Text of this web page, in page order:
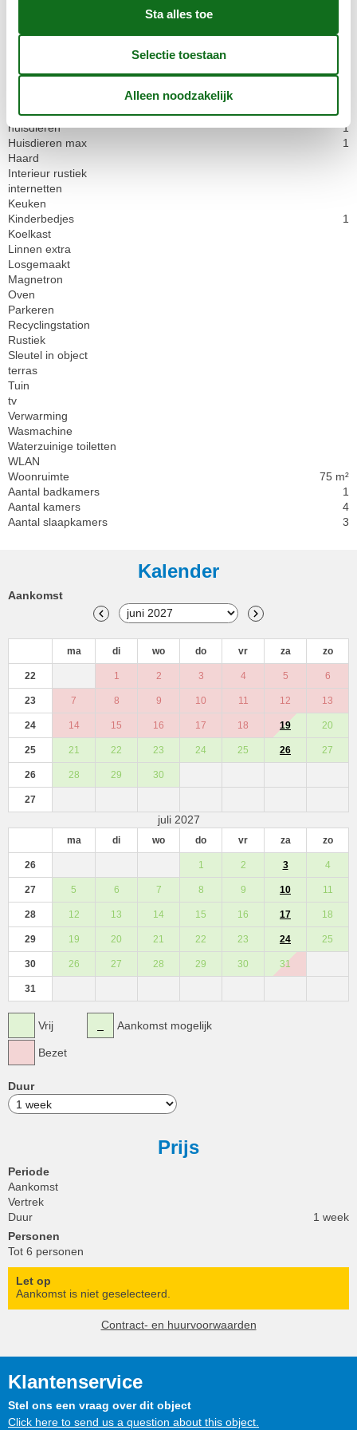
Geen wegwerpservies
Historisch
huisdieren
1
Huisdieren max
1
Haard
Interieur rustiek
internetten
Keuken
Kinderbedjes
1
Koelkast
Linnen extra
Losgemaakt
Magnetron
Oven
Parkeren
Recyclingstation
Rustiek
Sleutel in object
terras
Tuin
tv
Verwarming
Wasmachine
Waterzuinige toiletten
WLAN
Woonruimte
75 m²
Aantal badkamers
1
Aantal kamers
4
Aantal slaapkamers
3
Kalender
Aankomst
ma di wo do vr za zo
22 1 2 3 4 5 6
23 7 8 9 10 11 12 13
24 14 15 16 17 18 19 20
25 21 22 23 24 25 26 27
26 28 29 30
27
juli 2027
ma di wo do vr za zo
26 1 2 3 4
27 5 6 7 8 9 10 11
28 12 13 14 15 16 17 18
29 19 20 21 22 23 24 25
30 26 27 28 29 30 31
31
Vrij
Bezet
Aankomst mogelijk
Duur
Prijs
Periode
Aankomst
Vertrek
Duur
1 week
Personen
Tot 6 personen
Let op
Aankomst is niet geselecteerd.
Contract- en huurvoorwaarden
Klantenservice
Stel ons een vraag over dit object
Click here to send us a question about this object.